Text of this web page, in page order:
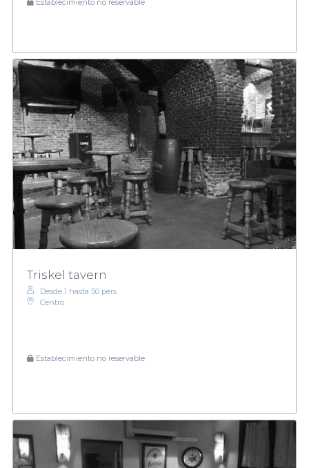
Triskel tavern
Desde 1 hasta 50 pers.
Centro
Establecimiento no reservable